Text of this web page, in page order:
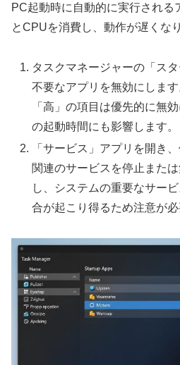
PC起動時に自動的に実行される
とCPUを消費し、動作が遅くな
タスクマネージャーの「ス
不要なアプリを無効にしま
「高」の項目は優先的に無
の起動時間にも影響します。
「サービス」アプリを開き
関連のサービスを停止また
し、システムの重要なサー
合が起こり得るため注意が必